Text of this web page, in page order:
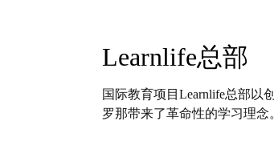
Learnlife总部
国际教育项目Learnlife总部以
罗那带来了革命性的学习理念